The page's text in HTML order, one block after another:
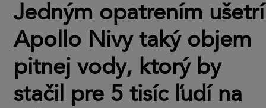
Jedným opatrením ušetrí
Apollo Nivy taký objem
pitnej vody, ktorý by
stačil pre 5 tisíc ľudí na